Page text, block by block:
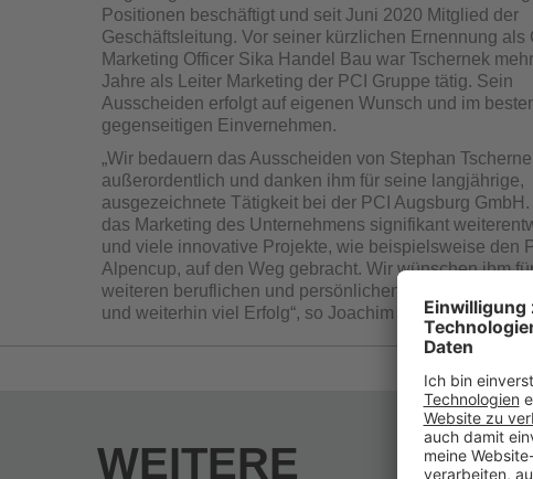
Positionen beschäftigt und seit Juni 2020 Mitglied der
Geschäftsleitung. Vor seiner kürzlichen Ernennung als
Marketing Officer Sika Handel Bau war Tschernek
Jahre als Leiter Marketing der PCI Gruppe tätig. Sein
Ausscheiden erfolgt auf eigenen Wunsch und im
gegenseitigen Einvernehmen.
„Wir bedauern das Ausscheiden von Stephan
außerordentlich und danken ihm für seine langjährige,
ausgezeichnete Tätigkeit bei der PCI Augs­burg GmbH.
das Marketing des Unternehmens signifikant
und viele innovative Projekte, wie beispielsweise den
Alpencup, auf den Weg gebracht. Wir wünschen ihm
weiteren beruflichen und per­sönlichen Lebensweg das
und weiterhin viel Erfolg“, so Joachim Straub,
interimsweise das Marketing Sika Handel Bau leiten,
Die PCI Augsburg GmbH, seit Anfang Mai 2023 Teil
zählt zu den führenden Herstellern bauchemischer
WEITERE